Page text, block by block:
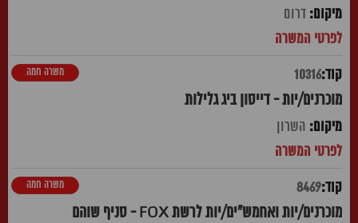
דרום
10316
מוכרנים/יות - דייסון ביג גלילות
משרה חמה
השרון
8469
מוכרנים/יות ואחמש"ים/יות לרשת FOX - סניף שוהם
משרה חמה